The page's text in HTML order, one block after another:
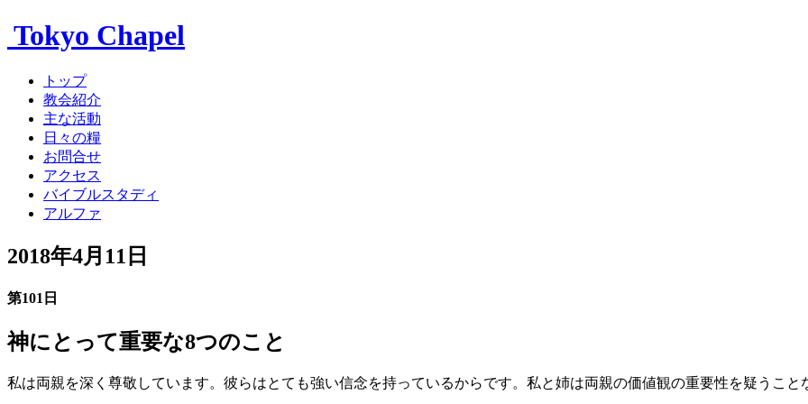
Tokyo Chapel
トップ
教会紹介
主な活動
日々の糧
お問合せ
アクセス
バイブルスタディ
アルファ
2018年4月11日
第101日
神にとって重要な8つのこと
私は両親を深く尊敬しています。彼らはとても強い信念を持っているからです。私と姉は両親の価値観の重要性を疑うこと